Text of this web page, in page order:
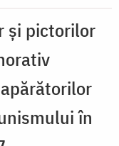
şi pictorilor
în